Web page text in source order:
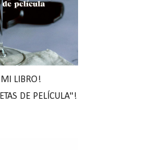
MI LIBRO!
DE PELÍCULA"!